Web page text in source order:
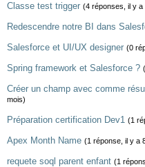
Classe test trigger (4 réponses, il y a
Redescendre notre BI dans
Salesforce et UI/UX designer (0
Spring framework et Salesforce ?
Créer un champ avec comme
mois)
Préparation certification Dev1 (1
Apex Month Name (1 réponse, il y a
requete soql parent enfant (1